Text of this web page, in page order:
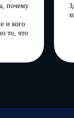
почему
и кого
то, что